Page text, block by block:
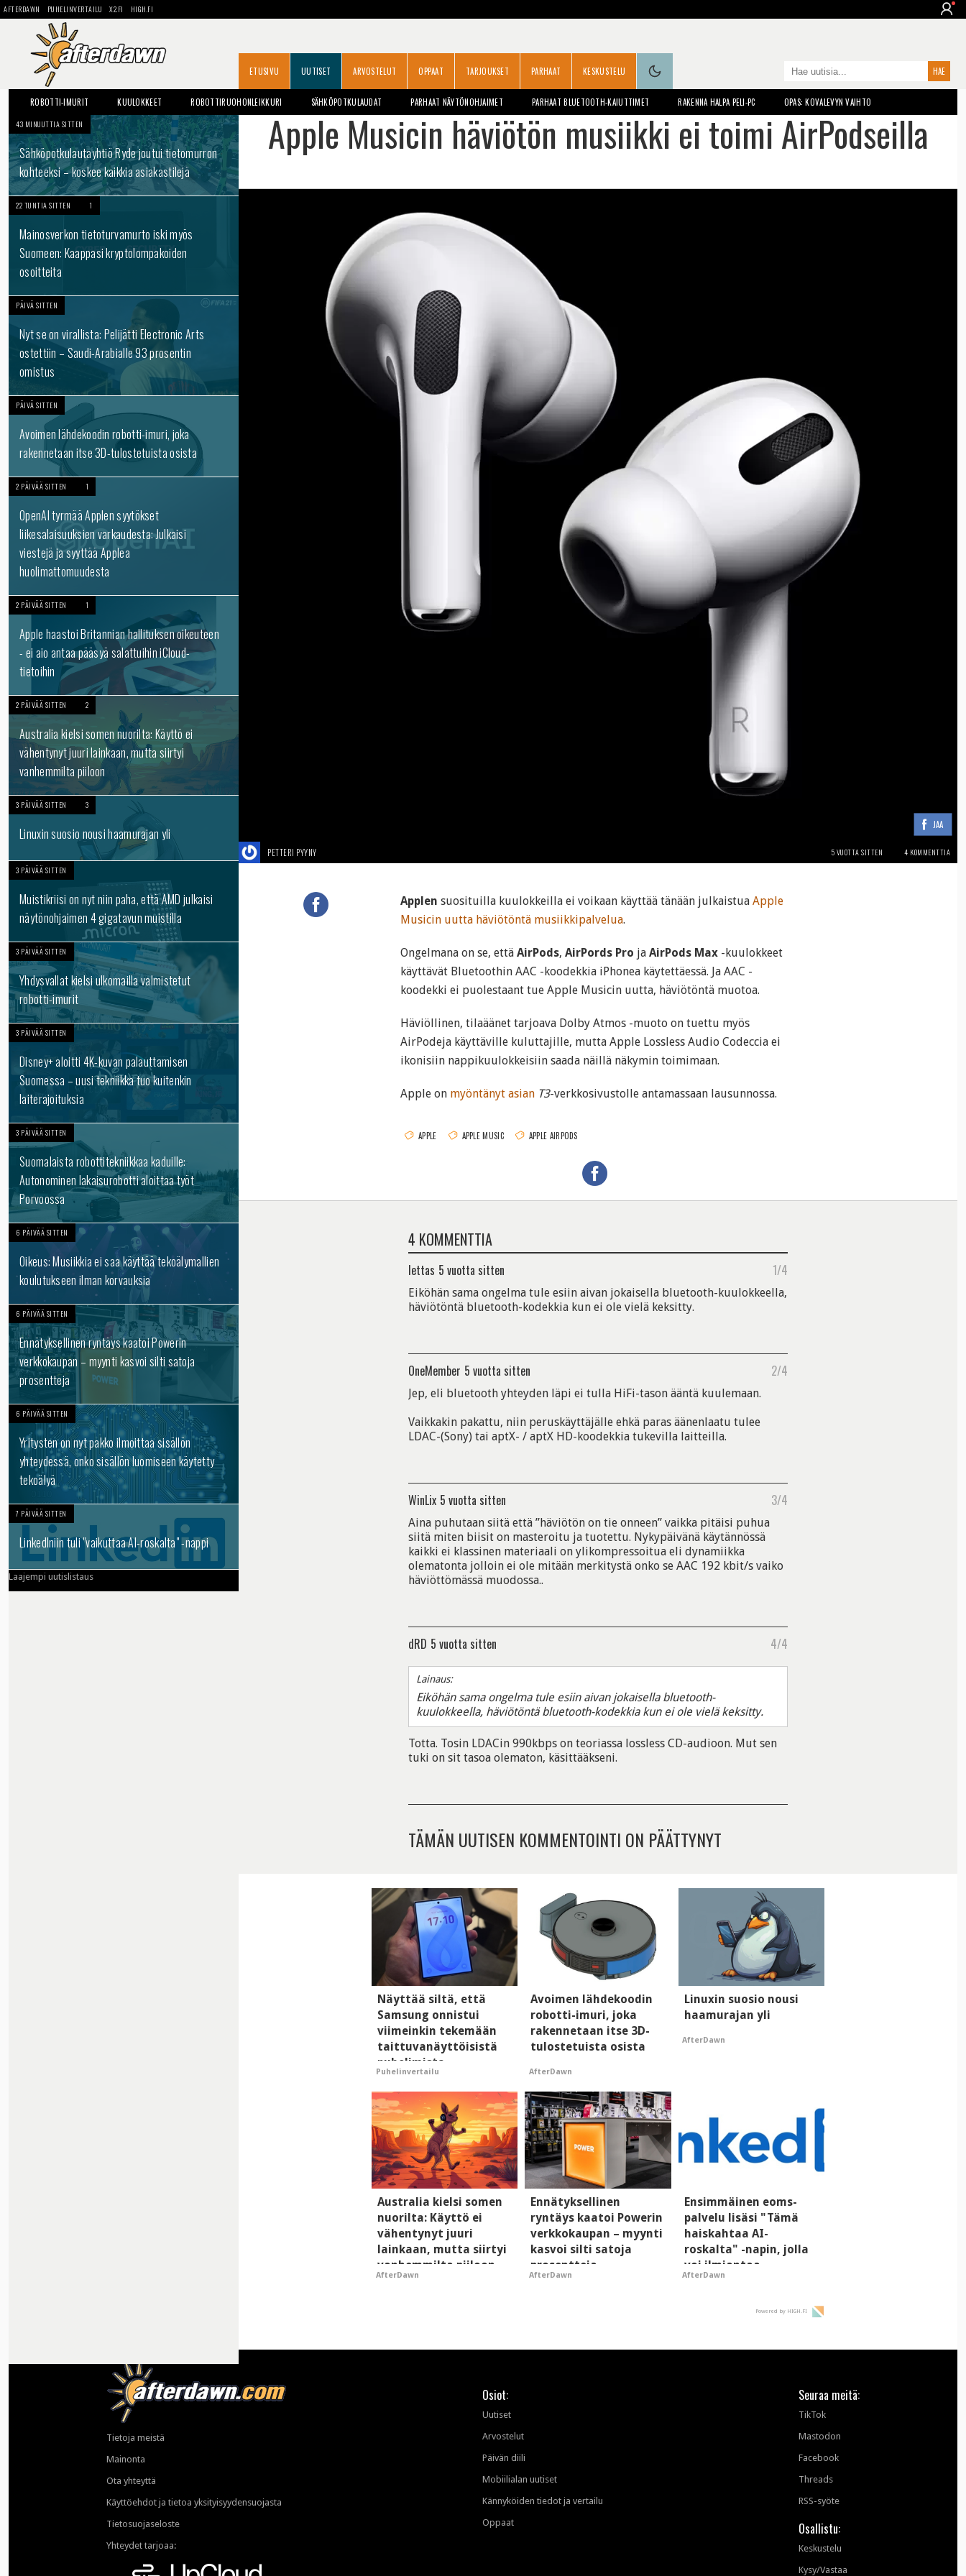
AFTERDAWN PUHELINVERTAILU X2.FI HIGH.FI
ETUSIVU UUTISET ARVOSTELUT OPPAAT TARJOUKSET PARHAAT KESKUSTELU
ROBOTTI-IMURIT KUULOKKEET ROBOTTIRUOHONLEIKKURI SÄHKÖPOTKULAUDAT PARHAAT NÄYTÖNOHJAIMET PARHAAT BLUETOOTH-KAIUTTIMET RAKENNA HALPA PELI-PC OPAS: KOVALEVYN VAIHTO
43 MINUUTTIA SITTEN
Sähköpotkulautayhtiö Ryde joutui tietomurron
kohteeksi – koskee kaikkia asiakastilejä
22 TUNTIA SITTEN 1
Mainosverkon tietoturvamurto iski myös
Suomeen: Kaappasi kryptolompakoiden
osoitteita
PÄIVÄ SITTEN
Nyt se on virallista: Pelijätti Electronic Arts
ostettiin – Saudi-Arabialle 93 prosentin
omistus
PÄIVÄ SITTEN
Avoimen lähdekoodin robotti-imuri, joka
rakennetaan itse 3D-tulostetuista osista
2 PÄIVÄÄ SITTEN 1
OpenAI tyrmää Applen syytökset
liikesalaisuuksien varkaudesta: Julkaisi
viestejä ja syyttää Applea
huolimattomuudesta
2 PÄIVÄÄ SITTEN 1
Apple haastoi Britannian hallituksen oikeuteen
- ei aio antaa pääsyä salattuihin iCloud-
tietoihin
2 PÄIVÄÄ SITTEN 2
Australia kielsi somen nuorilta: Käyttö ei
vähentynyt juuri lainkaan, mutta siirtyi
vanhemmilta piiloon
3 PÄIVÄÄ SITTEN 3
Linuxin suosio nousi haamurajan yli
3 PÄIVÄÄ SITTEN
Muistikriisi on nyt niin paha, että AMD julkaisi
näytönohjaimen 4 gigatavun muistilla
3 PÄIVÄÄ SITTEN
Yhdysvallat kielsi ulkomailla valmistetut
robotti-imurit
3 PÄIVÄÄ SITTEN
Disney+ aloitti 4K-kuvan palauttamisen
Suomessa – uusi tekniikka tuo kuitenkin
laiterajoituksia
3 PÄIVÄÄ SITTEN
Suomalaista robottitekniikkaa kaduille:
Autonominen lakaisurobotti aloittaa työt
Porvoossa
6 PÄIVÄÄ SITTEN
Oikeus: Musiikkia ei saa käyttää tekoälymallien
koulutukseen ilman korvauksia
6 PÄIVÄÄ SITTEN
Ennätyksellinen ryntäys kaatoi Powerin
verkkokaupan – myynti kasvoi silti satoja
prosentteja
6 PÄIVÄÄ SITTEN
Yritysten on nyt pakko ilmoittaa sisällön
yhteydessä, onko sisällön luomiseen käytetty
tekoälyä
7 PÄIVÄÄ SITTEN
LinkedIniin tuli "vaikuttaa AI-roskalta" -nappi
Laajempi uutislistaus
Apple Musicin häviötön musiikki ei toimi AirPodseilla
JAA
PETTERI PYYNY 5 VUOTTA SITTEN 4 KOMMENTTIA
Applen suosituilla kuulokkeilla ei voikaan käyttää tänään julkaistua Apple
Musicin uutta häviötöntä musiikkipalvelua.
Ongelmana on se, että AirPods, AirPords Pro ja AirPods Max -kuulokkeet
käyttävät Bluetoothin AAC -koodekkia iPhonea käytettäessä. Ja AAC -
koodekki ei puolestaant tue Apple Musicin uutta, häviötöntä muotoa.
Häviöllinen, tilaäänet tarjoava Dolby Atmos -muoto on tuettu myös
AirPodeja käyttäville kuluttajille, mutta Apple Lossless Audio Codeccia ei
ikonisiin nappikuulokkeisiin saada näillä näkymin toimimaan.
Apple on myöntänyt asian T3-verkkosivustolle antamassaan lausunnossa.
APPLE APPLE MUSIC APPLE AIRPODS
4 KOMMENTTIA
lettas 5 vuotta sitten 1/4
Eiköhän sama ongelma tule esiin aivan jokaisella bluetooth-kuulokkeella,
häviötöntä bluetooth-kodekkia kun ei ole vielä keksitty.
OneMember 5 vuotta sitten 2/4
Jep, eli bluetooth yhteyden läpi ei tulla HiFi-tason ääntä kuulemaan.
Vaikkakin pakattu, niin peruskäyttäjälle ehkä paras äänenlaatu tulee
LDAC-(Sony) tai aptX- / aptX HD-koodekkia tukevilla laitteilla.
WinLix 5 vuotta sitten 3/4
Aina puhutaan siitä että ”häviötön on tie onneen” vaikka pitäisi puhua
siitä miten biisit on masteroitu ja tuotettu. Nykypäivänä käytännössä
kaikki ei klassinen materiaali on ylikompressoitua eli dynamiikka
olematonta jolloin ei ole mitään merkitystä onko se AAC 192 kbit/s vaiko
häviöttömässä muodossa..
dRD 5 vuotta sitten 4/4
Lainaus:
Eiköhän sama ongelma tule esiin aivan jokaisella bluetooth-
kuulokkeella, häviötöntä bluetooth-kodekkia kun ei ole vielä keksitty.
Totta. Tosin LDACin 990kbps on teoriassa lossless CD-audioon. Mut sen
tuki on sit tasoa olematon, käsittääkseni.
TÄMÄN UUTISEN KOMMENTOINTI ON PÄÄTTYNYT
Näyttää siltä, että
Samsung onnistui
viimeinkin tekemään
taittuvanäyttöisistä
puhelimista
supersuosittuja
Puhelinvertailu
Avoimen lähdekoodin
robotti-imuri, joka
rakennetaan itse 3D-
tulostetuista osista
AfterDawn
Linuxin suosio nousi
haamurajan yli
AfterDawn
Australia kielsi somen
nuorilta: Käyttö ei
vähentynyt juuri
lainkaan, mutta siirtyi
vanhemmilta piiloon
AfterDawn
Ennätyksellinen
ryntäys kaatoi Powerin
verkkokaupan – myynti
kasvoi silti satoja
prosentteja
AfterDawn
Ensimmäinen eoms-
palvelu lisäsi "Tämä
haiskahtaa AI-
roskalta" -napin, jolla
voi ilmiantaa
tekoälytauhkan
AfterDawn
Powered by HIGH.FI
Tietoja meistä
Mainonta
Ota yhteyttä
Käyttöehdot ja tietoa yksityisyydensuojasta
Tietosuojaseloste
Yhteydet tarjoaa:
Osiot:
Uutiset
Arvostelut
Päivän diili
Mobiilialan uutiset
Kännyköiden tiedot ja vertailu
Oppaat
Seuraa meitä:
TikTok
Mastodon
Facebook
Threads
RSS-syöte
Osallistu:
Keskustelu
Kysy/Vastaa